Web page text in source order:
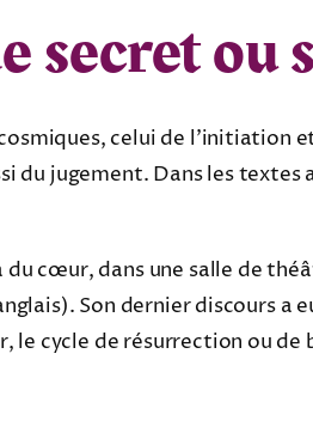
secret ou
celui de
du jugement. Dans les
cœur, dans une salle de
Son dernier discours a
le cycle de résurrection ou